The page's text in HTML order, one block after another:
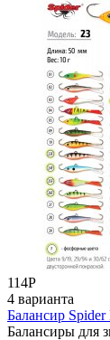
114Р
4 варианта
Балансир
Балансиры для